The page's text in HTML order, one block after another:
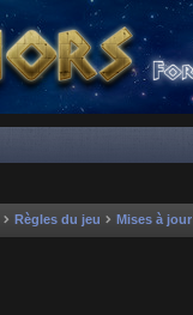
Règles du jeu Mises à jour